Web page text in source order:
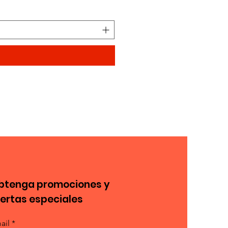
promociones y
especiales
*